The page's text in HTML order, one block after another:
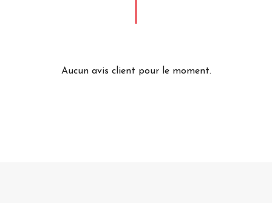
Aucun avis client pour le moment.